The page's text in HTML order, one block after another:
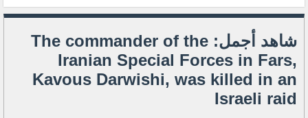
شاهد أجمل: The commander of the
Iranian Special Forces in Fars,
Kavous Darwishi, was killed in an
Israeli raid